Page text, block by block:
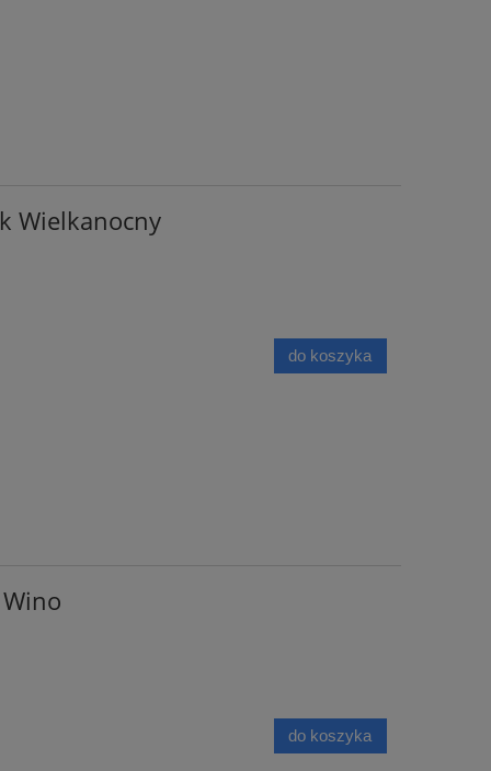
Wielkanocny
do koszyka
do koszyka